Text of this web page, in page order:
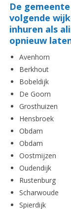
De
volgende
inhuren als
opnieuw
Avenhorn
Berkhout
Bobeldijk
De Goorn
Grosthuizen
Hensbroek
Obdam
Obdam
Oostmijzen
Oudendijk
Rustenburg
Scharwoude
Spierdijk